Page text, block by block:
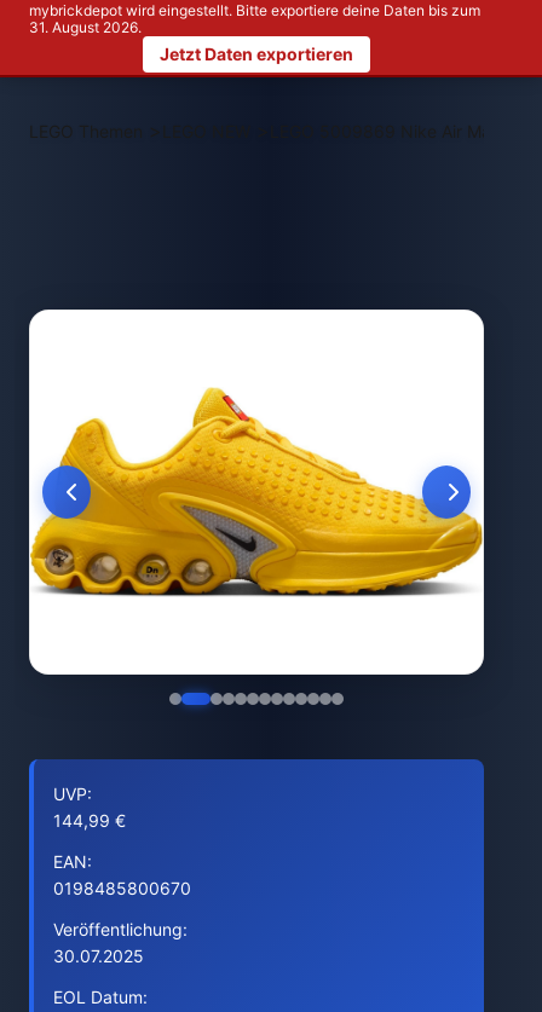
mybrickdepot wird eingestellt. Bitte exportiere deine Daten bis zum
31. August 2026.
Jetzt Daten exportieren
LEGO Themen > LEGO 5009869 Nike Air Max Dn
UVP:
144,99 €
EAN:
0198485800670
Veröffentlichung:
30.07.2025
EOL Datum: